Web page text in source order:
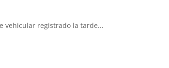
vehicular registrado la tarde...